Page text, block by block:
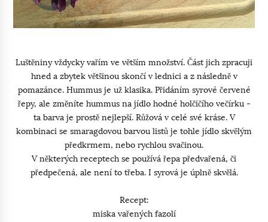
Luštěniny vždycky vařím ve větším množství. Část jich zpracuji
hned a zbytek většinou skončí v lednici a z následně v
pomazánce. Hummus je už klasika. Přidáním syrové červené
řepy, ale změníte hummus na jídlo hodné holčičího večírku -
ta barva je prostě nejlepší. Růžová v celé své kráse. V
kombinaci se smaragdovou barvou listů je tohle jídlo skvělým
předkrmem, nebo rychlou svačinou.
V některých receptech se používá řepa předvařená, či
předpečená, ale není to třeba. I syrová je úplně skvělá.
Recept:
miska vařených fazolí